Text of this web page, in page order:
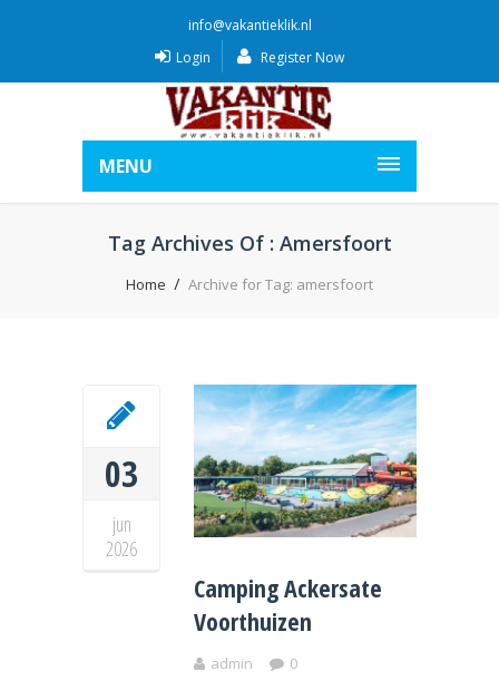
info@vakantieklik.nl
Login
Register Now
MENU
Tag Archives Of : Amersfoort
Home Archive for Tag: amersfoort
03
jun
2026
Camping Ackersate
Voorthuizen
admin 0